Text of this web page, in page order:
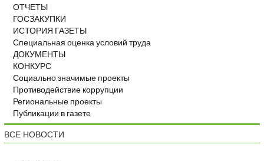
ОТЧЕТЫ
ГОСЗАКУПКИ
ИСТОРИЯ ГАЗЕТЫ
Специальная оценка условий труда
ДОКУМЕНТЫ
КОНКУРС
Социально значимые проекты
Противодействие коррупции
Региональные проекты
Публикации в газете
ВСЕ НОВОСТИ